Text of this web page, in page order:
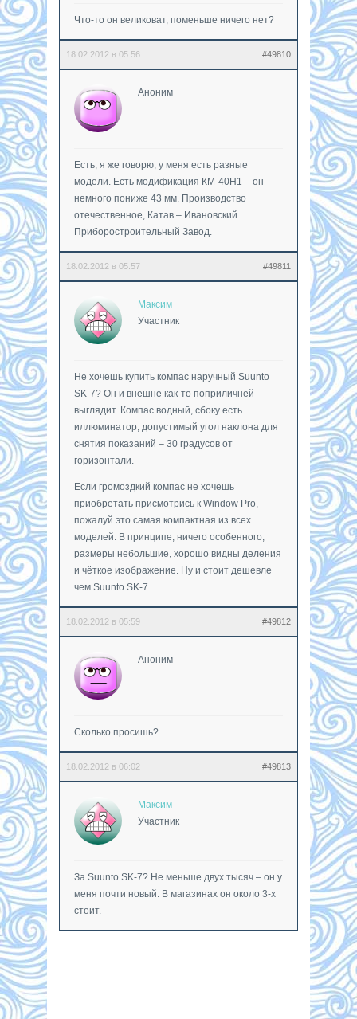
Что-то он великоват, поменьше ничего нет?
18.02.2012 в 05:56 #49810
Аноним
Есть, я же говорю, у меня есть разные
модели. Есть модификация КМ-40Н1 – он
немного пониже 43 мм. Производство
отечественное, Катав – Ивановский
Приборостроительный Завод.
18.02.2012 в 05:57 #49811
Максим
Участник
Не хочешь купить компас наручный Suunto
SK-7? Он и внешне как-то поприличней
выглядит. Компас водный, сбоку есть
иллюминатор, допустимый угол наклона для
снятия показаний – 30 градусов от
горизонтали.
Если громоздкий компас не хочешь
приобретать присмотрись к Window Pro,
пожалуй это самая компактная из всех
моделей. В принципе, ничего особенного,
размеры небольшие, хорошо видны деления
и чёткое изображение. Ну и стоит дешевле
чем Suunto SK-7.
18.02.2012 в 05:59 #49812
Аноним
Сколько просишь?
18.02.2012 в 06:02 #49813
Максим
Участник
За Suunto SK-7? Не меньше двух тысяч – он у
меня почти новый. В магазинах он около 3-х
стоит.